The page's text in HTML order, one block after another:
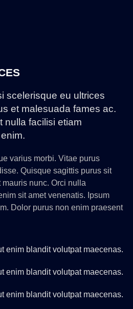
scelerisque eu ultrices
et malesuada fames ac.
nulla facilisi etiam
varius morbi. Vitae purus
Quisque sagittis purus sit
nunc. Orci nulla
sit amet venenatis. Ipsum
Dolor purus non enim praesent
enim blandit volutpat maecenas.
enim blandit volutpat maecenas.
enim blandit volutpat maecenas.